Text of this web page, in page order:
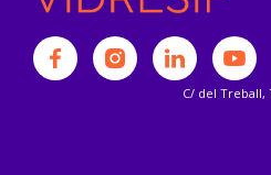
C/ del Treball,